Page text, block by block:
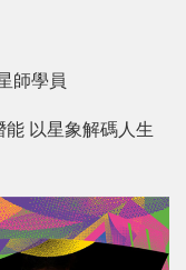
師學員
能 以星象解碼人生